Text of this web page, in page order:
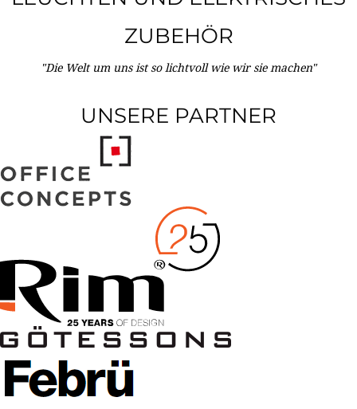
ZUBEHÖR
"Die Welt um uns ist so lichtvoll wie wir sie machen"
UNSERE PARTNER